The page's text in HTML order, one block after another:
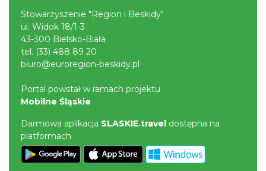
Stowarzyszenie "Region i Beskidy"
ul. Widok 18/1-3
43-300 Bielsko-Biała
tel. (33) 488 89 20
biuro@euroregion-beskidy.pl
Portal powstał w ramach projektu
Mobilne Śląskie
Darmowa aplikacja SLASKIE.travel dostępna na
platformach